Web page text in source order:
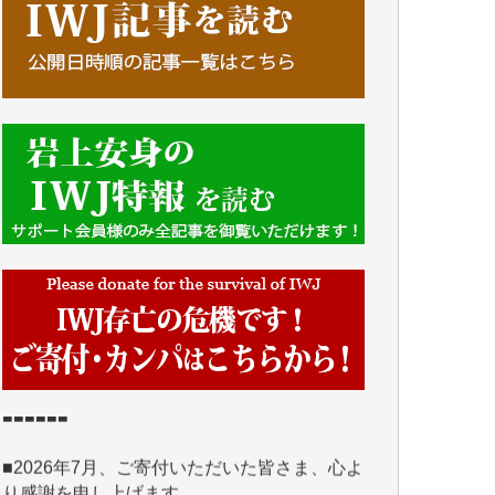
■■■■■■
より、たくさんの応援のメッセージが届いて
います。感謝を込めて、その一部をここにご
紹介いたします。
■■■■■■
Y.H. 様